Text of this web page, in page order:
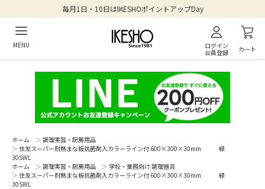
毎月1日・10日はIKESHOポイントアップDay
MENU
ログイン
会員登録
カート
ホーム ＞ 調理実習・厨房用品
＞ 住友スーパー耐熱まな板抗菌剤入カラーライン付 600×300×30mm 緑
30SWL
ホーム
＞ 調理実習・厨房用品 ＞ 学校・業務向け 調理器具
＞ 住友スーパー耐熱まな板抗菌剤入カラーライン付 600×300×30mm 緑
30SWL